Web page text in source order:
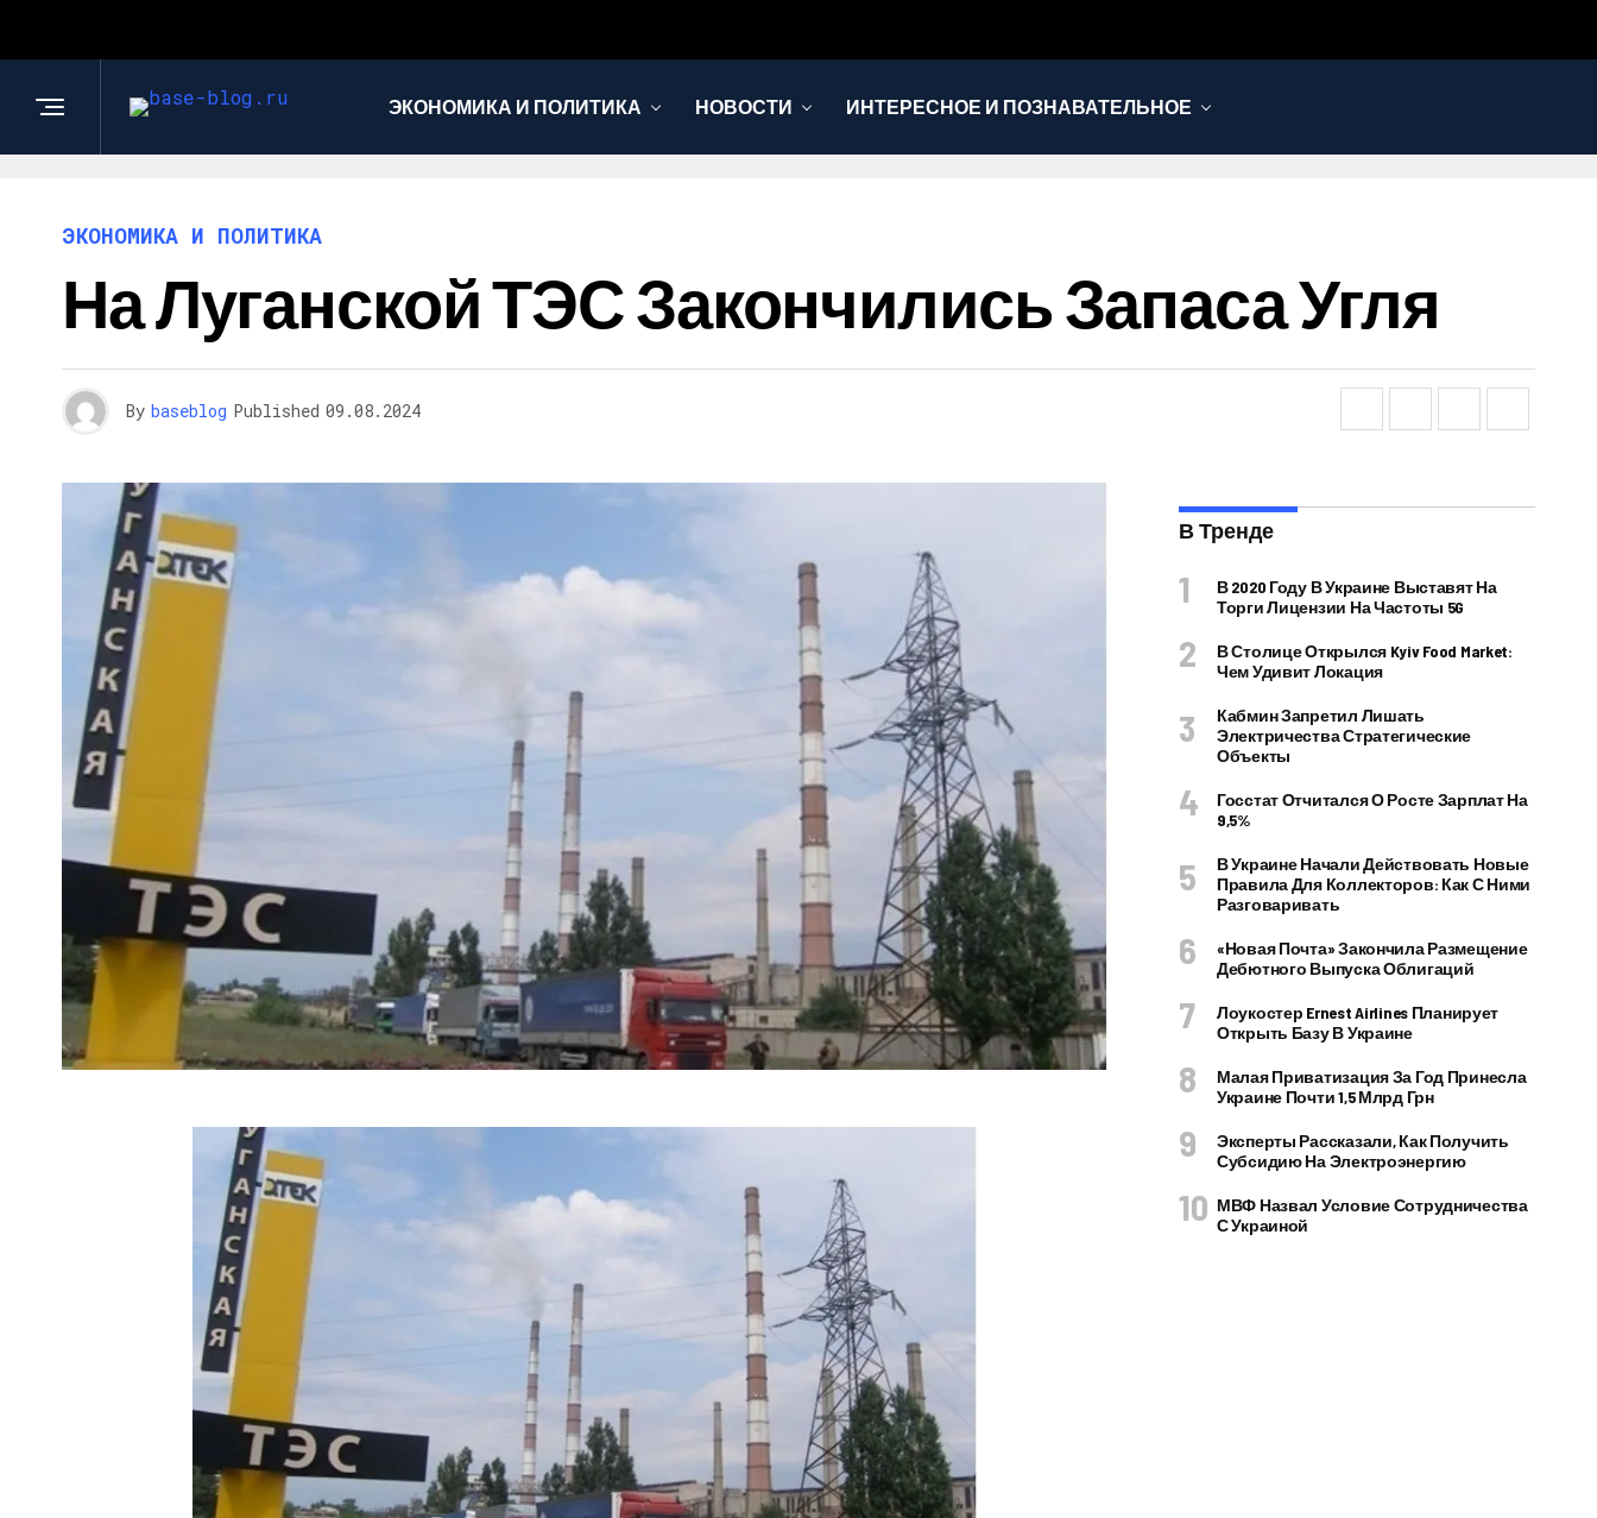
ЭКОНОМИКА И ПОЛИТИКА НОВОСТИ ИНТЕРЕСНОЕ И ПОЗНАВАТЕЛЬНОЕ
ЭКОНОМИКА И ПОЛИТИКА
На Луганской ТЭС Закончились Запаса Угля
By baseblog Published 09.08.2024
В Тренде
В 2020 Году В Украине Выставят На
Торги Лицензии На Частоты 5G
В Столице Открылся Kyiv Food Market:
Чем Удивит Локация
Кабмин Запретил Лишать
Электричества Стратегические
Объекты
Госстат Отчитался О Росте Зарплат На
9,5%
В Украине Начали Действовать Новые
Правила Для Коллекторов: Как С Ними
Разговаривать
«Новая Почта» Закончила Размещение
Дебютного Выпуска Облигаций
Лоукостер Ernest Airlines Планирует
Открыть Базу В Украине
Малая Приватизация За Год Принесла
Украине Почти 1,5 Млрд Грн
Эксперты Рассказали, Как Получить
Субсидию На Электроэнергию
МВФ Назвал Условие Сотрудничества
С Украиной